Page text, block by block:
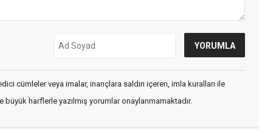
cümleler veya imalar, inançlara saldırı içeren, imla kuralları ile
büyük harflerle yazılmış yorumlar onaylanmamaktadır.